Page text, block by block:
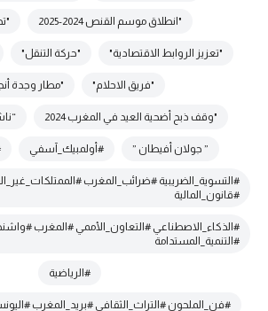
"انطلاق موسم القنص 2024-2025
"تعزيز الروابط الاقتصادية" "حركة التنقل"
"فريق الاحلام" "مطار وجدة
"وقف ذبح أضحية العيد في المغرب 2024
” جولان أفيطان ” #أولمبيك_آسفي
#التسوية_الضريبية #ضرائب_المغرب
#قانون_المالية
#الذكاء_الاصطناعي #التعاون_الأممي #المغرب
#التنمية_المستدامة
#الرياضية
#فن_الملحون #التراث_الثقافي #بريد_المغرب